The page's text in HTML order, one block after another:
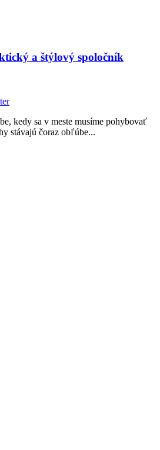
a štýlový spoločník
kedy sa v meste musíme pohybovať
stávajú čoraz obľúbe...